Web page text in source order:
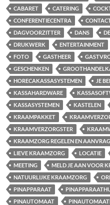
CABARET
CATERING
CONFERENTIECENTRA
DAGVOORZITTER
DANS
DRUKWERK
ENTERTAINMENT
FOTO
GASTHEER
GESCHENKEN
HORECAKASSASYSTEMEN
JE
KASSAHARDWARE
KASSASYSTEMEN
KASTELEN
KRAAMPAKKET
KRAAMVERZORGSTER
KRAAMZORG REGELEN EN
LIEVE KRAAMZORG
LOCATIE
MEETING
MELD JE AAN VOOR
NATUURLIJKE KRAAMZORG
PINAPPARAAT
PINAUTOMAAT